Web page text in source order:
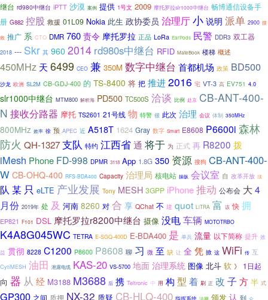
继台 rd980中继台 iPTT 沙漠 案例 提供 1号文 2009 摩托罗拉slr1000中继台 畅博通信设备手
册 G882 控股 救援 01L09 Nokia 此生 政协委员 治理厅小 说明 派单 2900 搜
救 推广 系 CTO DMR 760 责令 摩托罗拉 正品 LoRa EarPods 民警 DDR3 双工器
2018 --- Skr 其 960 2014 rd980s中继台 RFID MateBook 楼梯 概述
450MHz 天 6499 CEO 兼 350M 数字中继台 首都机场 政策 BD500
沙龙 欧洲 SL2M CB-GDJ-400 的 TS-8400 将 把 推进2016 宅 VT-3 高 EV751 4.0
slr1000中继台 MTM800 解析海 PD500 TC500S 洽谈 比例 赴京 CB-ANT-400-
N 接收分路器 摩托 TS2601 21号线 物 特警 很 此次 治理 会议 体制 350MHz
800MHz 效率 徐 预 APEC 近 A518T 1624 Gray 数字 Smart E8608 P6600i 森林
防火 QH-1327支队 特约 江西省通 将于 为 正式 再 R8200 拨
iMesh Phone FD-998 DPMR 3118 App 1.8G 350 资源 搜狗 CB-ANT-400-
W CB-OHQ-400 RFS-BDA400 Capacity 治理局 核电站 操纵 会议室 自 改革开放 须
队 某 只 eLTE 产业发展 Tony MESH 3GPP iPhone推动 公布会 大 4
月份 2019年 处 及 河南 8260 对 合 享 QChat 不 建 quot LiTRA 富 该 快 拥
EP821 F101 DSL 摩托罗拉r8200中继台 摄像 没电车辆 MOTOTRBO
K4A8G045WC TETRA E-SGQ-400D E-BDA400 是 单兵 流量 以下简称 提升 效
益 贯彻 8228 C1200 P8600 P8608 聊 习 微 至 缺 让 全 凭 掀 这 WiFi 传 互
CytiMESH 油田 泄露电缆 KAS-20 VS-5700 地面 治理系统 图像 北斗 软 》 1日起
向 器 从 经 M3188 M3688 后 携 Teltronic 中 用 构 型 着 刷 正 改 子 方 半 式
GP300 之间 质押 NX-32 质疑 CB-HLQ-400 法网 颁发 认 到 众